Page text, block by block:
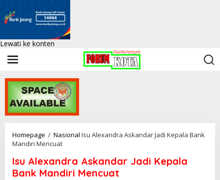
Lewati ke konten
Homepage / Nasional Isu Alexandra Askandar Jadi Kepala Bank
Mandiri Mencuat
Isu Alexandra Askandar Jadi Kepala
Bank Mandiri Mencuat